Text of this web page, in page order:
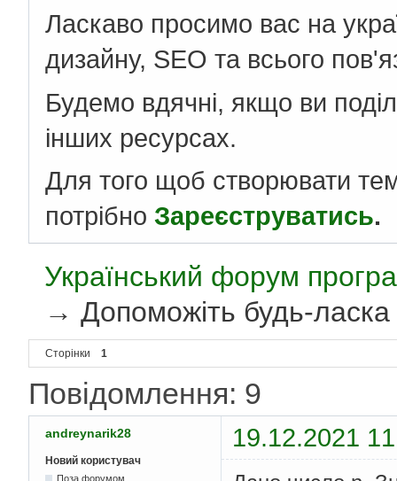
Ласкаво просимо вас на
дизайну, SEO та всього
Будемо вдячні, якщо ви
інших ресурсах.
Для того щоб створювати
потрібно Зареєструватись.
Український форум
→Допоможіть будь-
Сторінки 1
Повідомлення: 9
andreynarik28 19.12.2021
Новий користувач
Поза форумом